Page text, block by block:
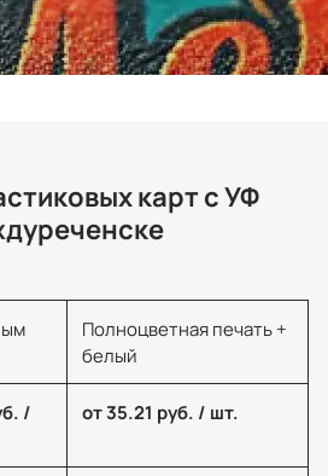
карт с УФ
Полноцветная печать +
белый
/
от 35.21 руб. / шт.